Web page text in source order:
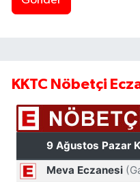
KKTC Nöbetçi